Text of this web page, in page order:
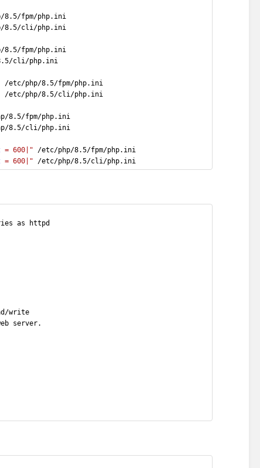
8.5/fpm/php.ini
8.5/cli/php.ini
8.5/fpm/php.ini
cli/php.ini
/etc/php/8.5/fpm/php.ini
/etc/php/8.5/cli/php.ini
8.5/fpm/php.ini
8.5/cli/php.ini
= 600|" /etc/php/8.5/fpm/php.ini
= 600|" /etc/php/8.5/cli/php.ini
as httpd
write
server.